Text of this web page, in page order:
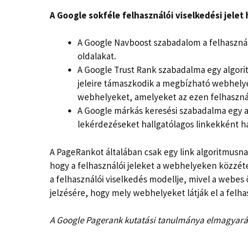
A Google sokféle felhasználói viselkedési jelet
A Google Navboost szabadalom a
oldalakat.
A Google Trust Rank szabadalma egy
jeleire támaszkodik a megbízható
webhelyeket, amelyeket az ezen
A Google márkás keresési szabadalma
lekérdezéseket hallgatólagos linkekként
A PageRankot általában csak egy link
hogy a felhasználói jeleket a webhelyeken
a felhasználói viselkedés modellje, mivel a
jelzésére, hogy mely webhelyeket látják el a
A Google Pagerank kutatási tanulmánya